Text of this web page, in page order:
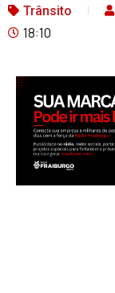
Trânsito
18:10